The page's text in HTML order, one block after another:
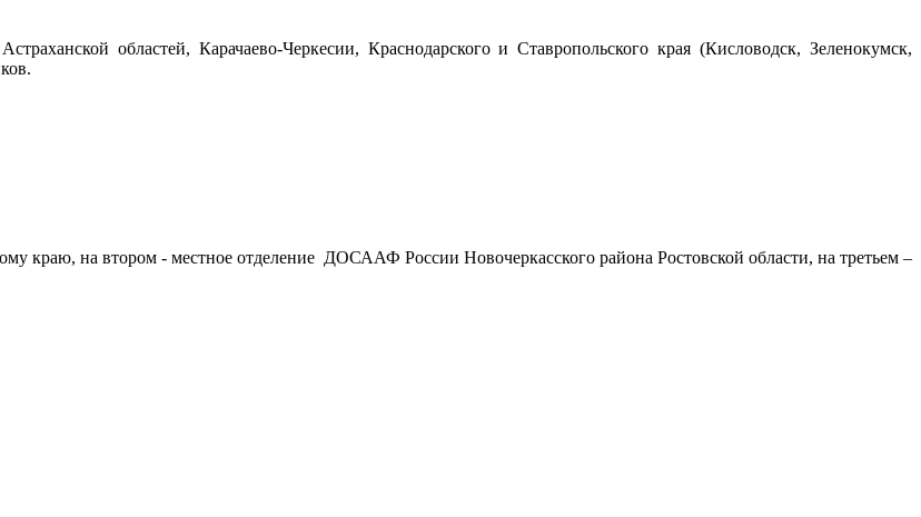
областей, Карачаево-Черкесии, Краснодарского и Ставропольского края (Кисловодск, Зеленокумск,
краю, на втором - местное отделение ДОСААФ России Новочеркасского района Ростовской области, на третьем –